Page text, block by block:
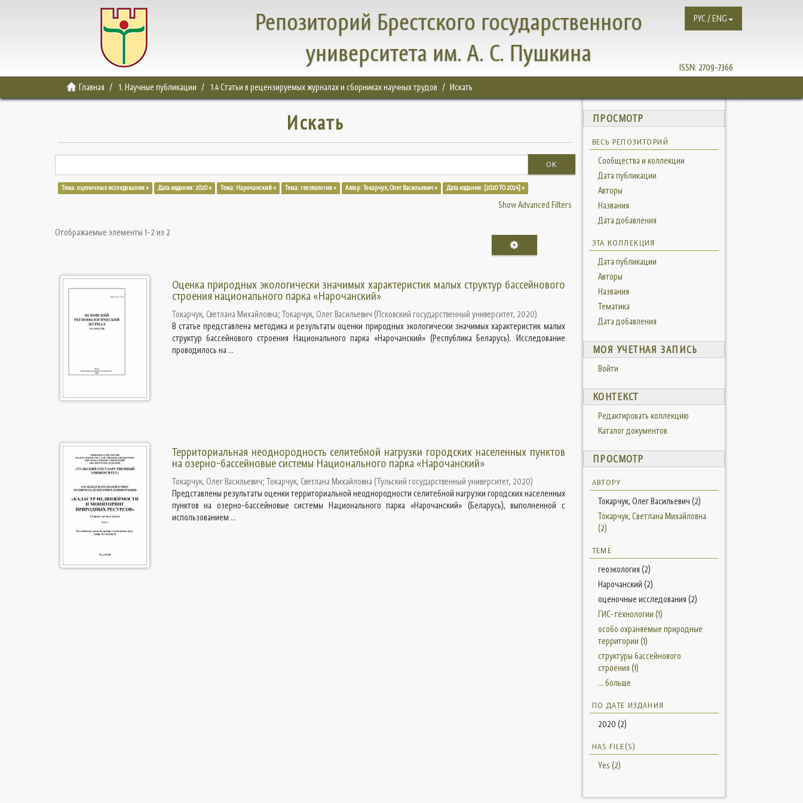
Репозиторий Брестского государственного
университета им. А. С. Пушкина
ISSN: 2709-7366
РУС / ENG
Главная 1. Научные публикации 1.4 Статьи в рецензируемых журналах и сборниках научных трудов Искать
Искать
OK
Тема: оценочные исследования × Дата издания: 2020 × Тема: Нарочанский × Тема: геоэкология × Автор: Токарчук, Олег Васильевич × Дата издания: [2020 TO 2024] ×
Show Advanced Filters
Отображаемые элементы 1-2 из 2
Оценка природных экологически значимых характеристик малых структур бассейнового
строения национального парка «Нарочанский»
Токарчук, Светлана Михайловна; Токарчук, Олег Васильевич (Псковский государственный университет, 2020)
В статье представлена методика и результаты оценки природных экологически значимых характеристик малых
структур бассейнового строения Национального парка «Нарочанский» (Республика Беларусь). Исследование
проводилось на ...
Территориальная неоднородность селитебной нагрузки городских населенных пунктов
на озерно-бассейновые системы Национального парка «Нарочанский»
Токарчук, Олег Васильевич; Токарчук, Светлана Михайловна (Тульский государственный университет, 2020)
Представлены результаты оценки территориальной неоднородности селитебной нагрузки городских населенных
пунктов на озерно-бассейновые системы Национального парка «Нарочанский» (Беларусь), выполненной с
использованием ...
ПРОСМОТР
ВЕСЬ РЕПОЗИТОРИЙ
Сообщества и коллекции
Дата публикации
Авторы
Названия
Дата добавления
ЭТА КОЛЛЕКЦИЯ
Дата публикации
Авторы
Названия
Тематика
Дата добавления
МОЯ УЧЕТНАЯ ЗАПИСЬ
Войти
КОНТЕКСТ
Редактировать коллекцию
Каталог документов
ПРОСМОТР
АВТОРУ
Токарчук, Олег Васильевич (2)
Токарчук, Светлана Михайловна
(2)
ТЕМЕ
геоэкология (2)
Нарочанский (2)
оценочные исследования (2)
ГИС-технологии (1)
особо охраняемые природные
территории (1)
структуры бассейнового
строения (1)
... больше
ПО ДАТЕ ИЗДАНИЯ
2020 (2)
HAS FILE(S)
Yes (2)